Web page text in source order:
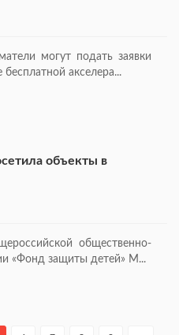
могут подать заявки
акселера...
объекты в
общественно-
«Фонд защиты детей» М...